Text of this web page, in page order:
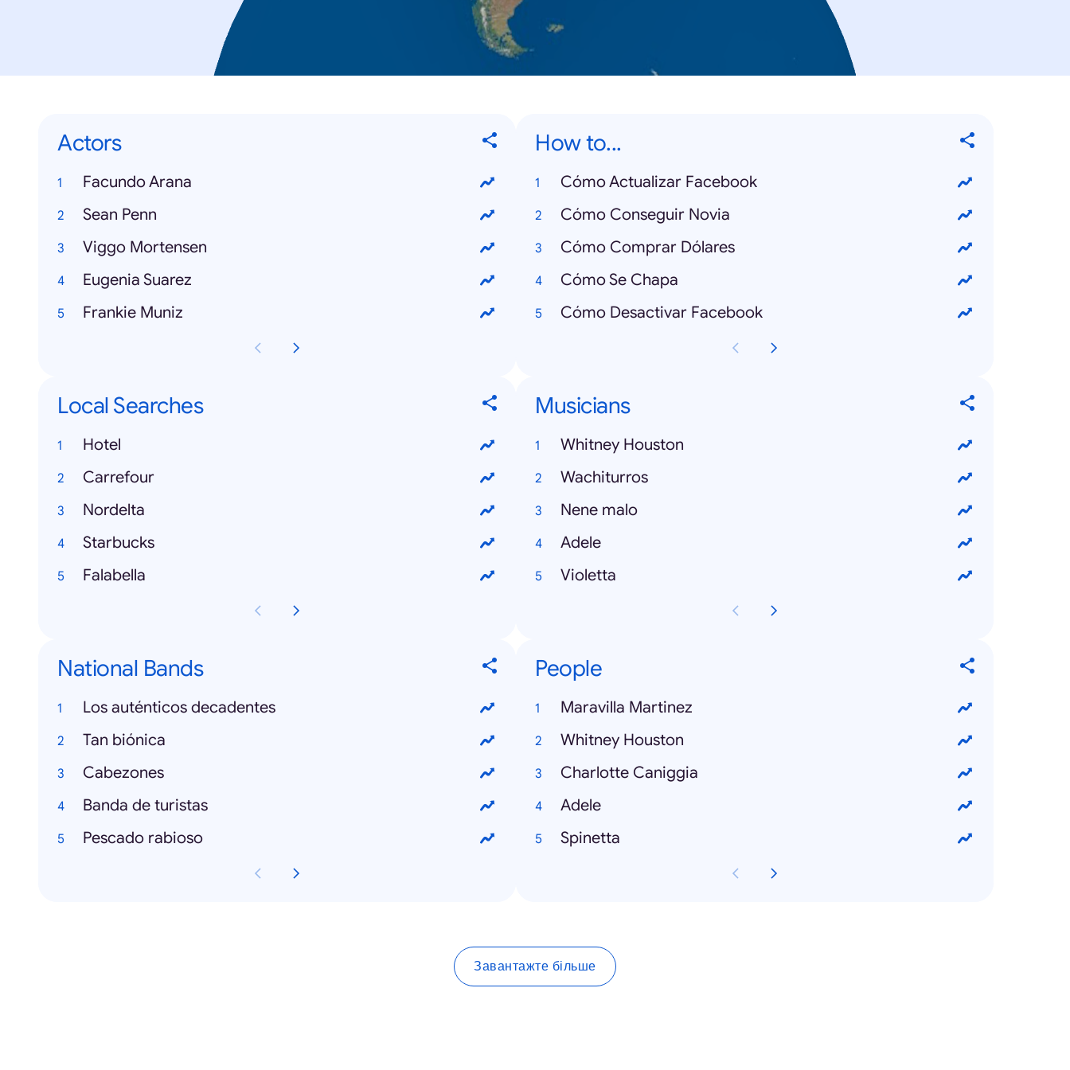
Actors
Facundo Arana
Sean Penn
Viggo Mortensen
Eugenia Suarez
Frankie Muniz
How to...
Cómo Actualizar Facebook
Cómo Conseguir Novia
Cómo Comprar Dólares
Cómo Se Chapa
Cómo Desactivar Facebook
Local Searches
Hotel
Carrefour
Nordelta
Starbucks
Falabella
Musicians
Whitney Houston
Wachiturros
Nene malo
Adele
Violetta
National Bands
Los auténticos decadentes
Tan biónica
Cabezones
Banda de turistas
Pescado rabioso
People
Maravilla Martinez
Whitney Houston
Charlotte Caniggia
Adele
Spinetta
Завантажте більше